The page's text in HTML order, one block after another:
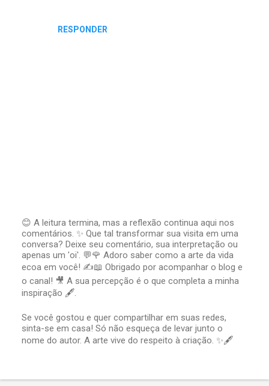
RESPONDER
P
o
s
t
a
r
u
c
o
m
😊 A leitura termina, mas a reflexão continua aqui nos
comentários. ✨ Que tal transformar sua visita em uma
conversa? Deixe seu comentário, sua interpretação ou
apenas um 'oi'. 💬🌹 Adoro saber como a arte da vida
ecoa em você! ✍️📖 Obrigado por acompanhar o blog e
o canal! 🎥 A sua percepção é o que completa a minha
inspiração 🖋️.
Se você gostou e quer compartilhar em suas redes,
sinta-se em casa! Só não esqueça de levar junto o
nome do autor. A arte vive do respeito à criação. ✨🖋️